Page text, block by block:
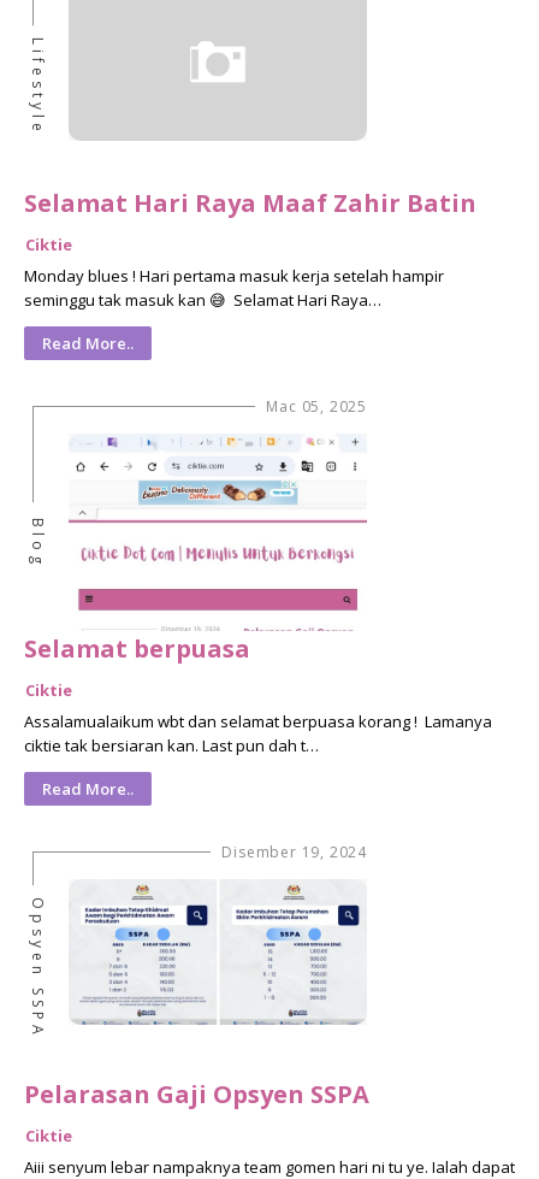
Lifestyle
Selamat Hari Raya Maaf Zahir Batin
Ciktie
Monday blues ! Hari pertama masuk kerja setelah hampir
seminggu tak masuk kan 😅 Selamat Hari Raya…
Read More..
Mac 05, 2025
Blog
Selamat berpuasa
Ciktie
Assalamualaikum wbt dan selamat berpuasa korang ! Lamanya
ciktie tak bersiaran kan. Last pun dah t…
Read More..
Disember 19, 2024
Opsyen SSPA
Pelarasan Gaji Opsyen SSPA
Ciktie
Aiii senyum lebar nampaknya team gomen hari ni tu ye. Ialah dapat